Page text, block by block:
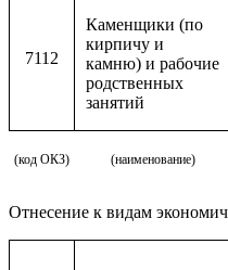
7112
Каменщики (по
кирпичу и
камню) и рабочие
родственных
занятий
(код ОКЗ) (наименование)
Отнесение к видам